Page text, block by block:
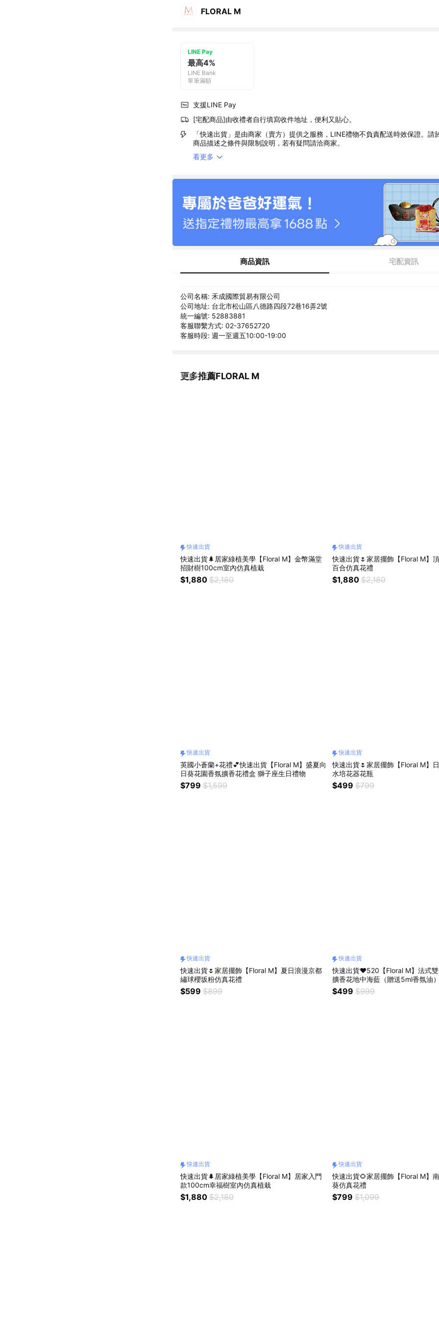
FLORAL M
LINE Pay
最高4%
LINE Bank
單筆滿額
支援LINE Pay
[宅配商品]由收禮者自行填寫收件地址，便利又貼心。
「快速出貨」是由商家（賣方）提供之服務，LINE禮物不負責配送時效保證。請
商品描述之條件與限制說明，若有疑問請洽商家。
看更多
商品資訊 宅配資訊
公司名稱: 禾成國際貿易有限公司
公司地址: 台北市松山區八德路四段72巷16弄2號
統一編號: 52883881
客服聯繫方式: 02-37652720
客服時段: 週一至週五10:00-19:00
更多推薦FLORAL M
看更多
快速出貨
快速出貨🌲居家綠植美學【Floral M】金幣滿堂
招財樹100cm室內仿真植栽
$1,880 $2,180
快速出貨
快速出貨🌷家居擺飾【Floral M】
百合仿真花禮
$1,880 $2,180
快速出貨
英國小蒼蘭+花禮💕快速出貨【Floral M】盛夏向
日葵花園香氛擴香花禮盒 獅子座生日禮物
$799 $1,599
快速出貨
快速出貨🌷家居擺飾【Floral M】
水培花器花瓶
$499 $799
快速出貨
快速出貨🌷家居擺飾【Floral M】夏日浪漫京都
繡球櫻坂粉仿真花禮
$599 $899
快速出貨
快速出貨❤️520【Floral M】法式
擴香花地中海藍（贈送5ml香氛油
快樂
$499 $999
快速出貨
快速出貨🌲居家綠植美學【Floral M】居家入門
款100cm幸福樹室內仿真植栽
$1,880 $2,180
快速出貨
快速出貨🌻家居擺飾【Floral M】
葵仿真花禮
$799 $1,099